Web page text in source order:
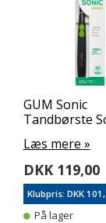
GUM Sonic
Tandbørste
Læs mere »
DKK 119,00
Klubpris: DKK
På lager